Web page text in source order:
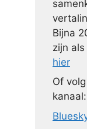
Bijna
zijn
hier
Of
kanaal: